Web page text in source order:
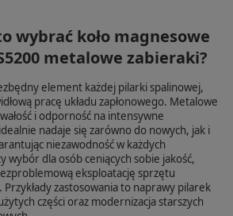
wybrać koło magnesowe
metalowe zabieraki?
element każdej pilarki spalinowej,
pracę układu zapłonowego. Metalowe
i odporność na intensywne
nadaje się zarówno do nowych, jak i
niezawodność w każdych
wybór dla osób ceniących sobie jakość,
eksploatację sprzętu
zastosowania to naprawy pilarek
części oraz modernizacja starszych